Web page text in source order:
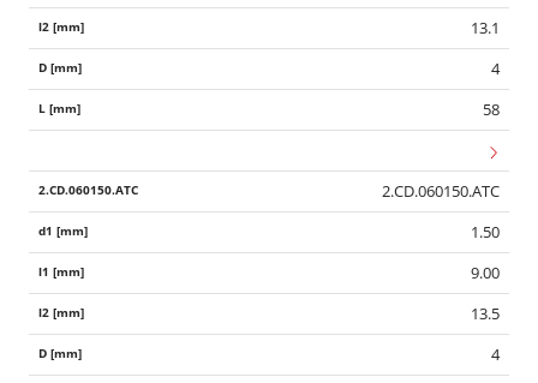
13.1
4
58
2.CD.060150.ATC
1.50
9.00
13.5
4